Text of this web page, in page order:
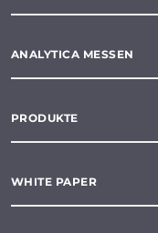
ANALYTICA MESSEN
PRODUKTE
WHITE PAPER